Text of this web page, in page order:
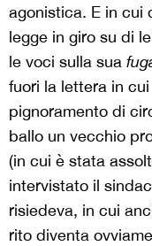
agonistica. E in cui
legge in giro su di
le voci sulla sua
fuori la lettera in
pignoramento di
ballo un vecchio
(in cui è stata
intervistato il
risiedeva, in cui
rito diventa